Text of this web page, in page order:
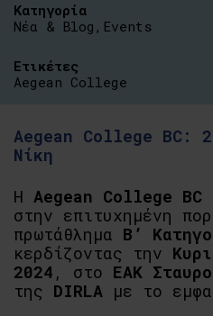
Aegean College BC:
Νίκη
Η Aegean College BC
στην επιτυχημένη
πρωτάθλημα Β’
κερδίζοντας την
2024 , στο ΕΑΚ
της DIRLA με το
Κατηγορία
Νέα & Blog , Events
Ετικέτες
Aegean College